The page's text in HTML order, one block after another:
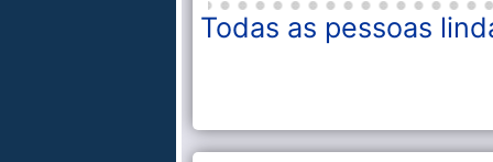
Todas as pessoas